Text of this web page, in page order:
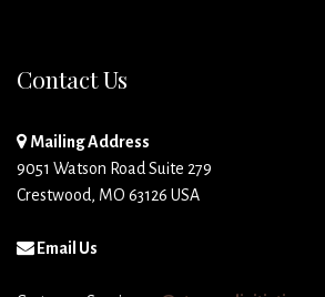
Contact Us
Mailing Address
9051 Watson Road Suite 279
Crestwood, MO 63126 USA
Email Us